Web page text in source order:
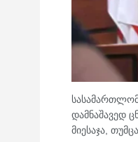
დამნაშავედ
მიესაჯა,